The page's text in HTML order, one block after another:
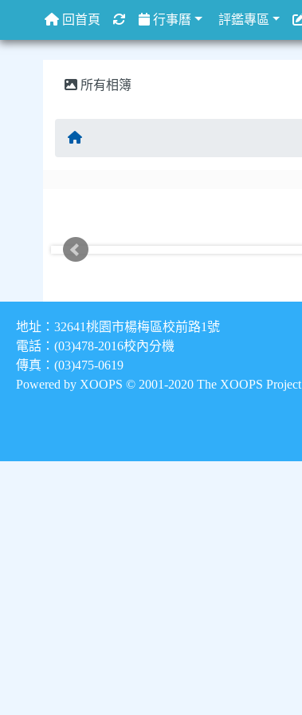
所有相簿
回首頁
地址：32641桃園市楊梅區校前路1號
電話：(03)478-2016校內分機
傳真：(03)475-0619
Powered by XOOPS © 2001-2020 The XOOPS Project
回首頁 重新取得佈景設定
行事曆 評鑑專區